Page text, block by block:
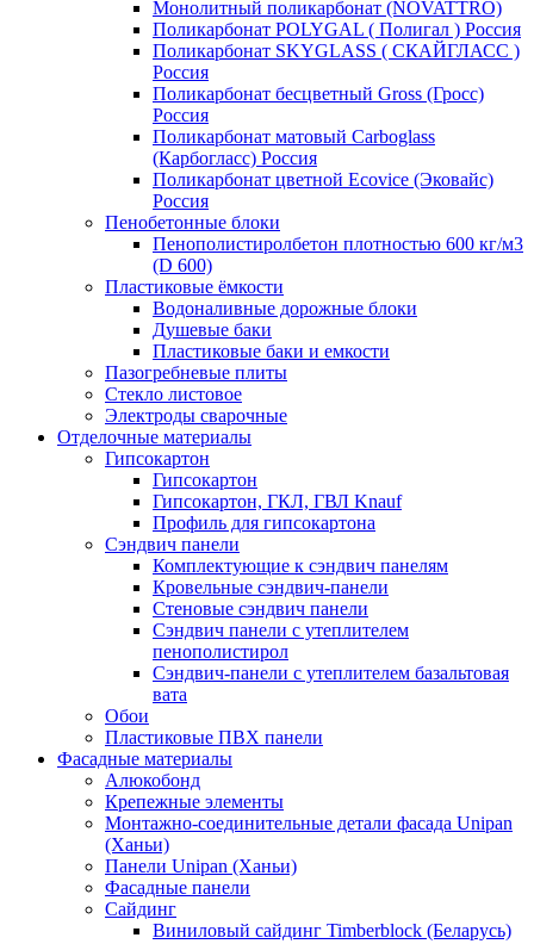
Монолитный поликарбонат (NOVATTRO)
Поликарбонат POLYGAL ( Полигал ) Россия
Поликарбонат SKYGLASS ( СКАЙГЛАСС )
Россия
Поликарбонат бесцветный Gross (Гросс)
Россия
Поликарбонат матовый Carboglass
(Карбогласс) Россия
Поликарбонат цветной Ecovice (Эковайс)
Россия
Пенобетонные блоки
Пенополистиролбетон плотностью 600 кг/м3
(D 600)
Пластиковые ёмкости
Водоналивные дорожные блоки
Душевые баки
Пластиковые баки и емкости
Пазогребневые плиты
Стекло листовое
Электроды сварочные
Отделочные материалы
Гипсокартон
Гипсокартон
Гипсокартон, ГКЛ, ГВЛ Knauf
Профиль для гипсокартона
Сэндвич панели
Комплектующие к сэндвич панелям
Кровельные сэндвич-панели
Стеновые сэндвич панели
Сэндвич панели с утеплителем
пенополистирол
Сэндвич-панели с утеплителем базальтовая
вата
Обои
Пластиковые ПВХ панели
Фасадные материалы
Алюкобонд
Крепежные элементы
Монтажно-соединительные детали фасада Unipan
(Ханьи)
Панели Unipan (Ханьи)
Фасадные панели
Сайдинг
Виниловый сайдинг Timberblock (Беларусь)